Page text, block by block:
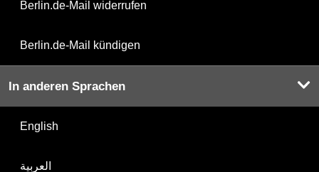
Berlin.de-Mail widerrufen
Berlin.de-Mail kündigen
In anderen Sprachen
English
العربية